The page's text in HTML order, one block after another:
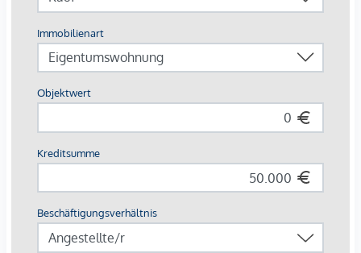
aufeinander. Ein Rückzugsort mitten in Wien, der jeden Tag
ein Stück Lebensqualität schenkt. Hier zeigt sich Wien von
seiner schönsten Seite.
* 31 Eigentumswohnungen * Eigennutzer & Anleger * Ab ca.
36 m² bis ca. 200 m² * Balkone, Terrassen, Loggien *
Kaufpreise ab ca. € 248.000,- * Geplante Fertigstellung
2027
Ob zum Ankommen oder Investieren: Entdecken Sie Ihren
Lieblingsplatz, an dem das gute Leben Wurzeln schlägt.
Elise ist mehr als ein Wohnprojekt: Es ist Ihr
wertbeständiges Eigentum und eine seltene
Investmentchance im 23. Bezirk. Profitieren Sie von einer